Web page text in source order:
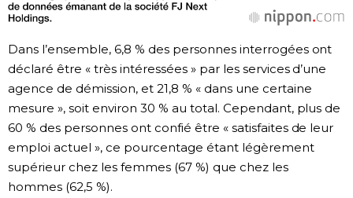
Dans l’ensemble, 6,8 % des personnes interrogées ont
déclaré être « très intéressées » par les services d’une
agence de démission, et 21,8 % « dans une certaine
mesure », soit environ 30 % au total. Cependant, plus de
60 % des personnes ont confié être « satisfaites de leur
emploi actuel », ce pourcentage étant légèrement
supérieur chez les femmes (67 %) que chez les
hommes (62,5 %).